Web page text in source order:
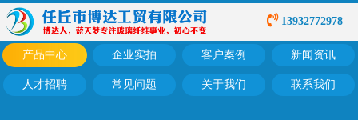
13932772978
产品中心 企业实拍 客户案例 新闻资讯
人才招聘 常见问题 关于我们 联系我们